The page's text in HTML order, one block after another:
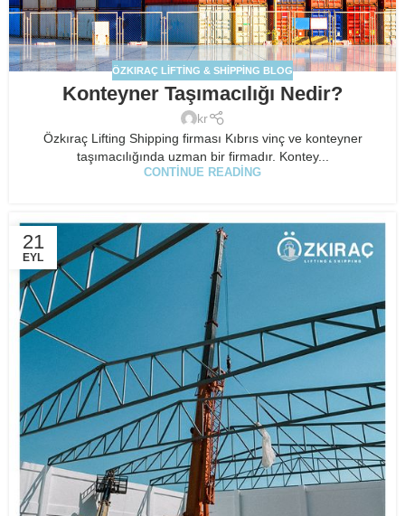
ÖZKIRAÇ LIFTING & SHIPPING BLOG
Konteyner Taşımacılığı Nedir?
kr
Özkıraç Lifting Shipping firması Kıbrıs vinç ve konteyner
taşımacılığında uzman bir firmadır. Kontey...
CONTINUE READING
21
EYL